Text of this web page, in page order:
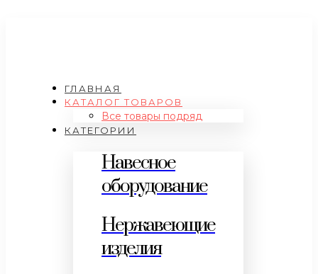
ГЛАВНАЯ
КАТАЛОГ ТОВАРОВ
Все товары подряд
КАТЕГОРИИ
Навесное
оборудование
Нержавеющие
изделия